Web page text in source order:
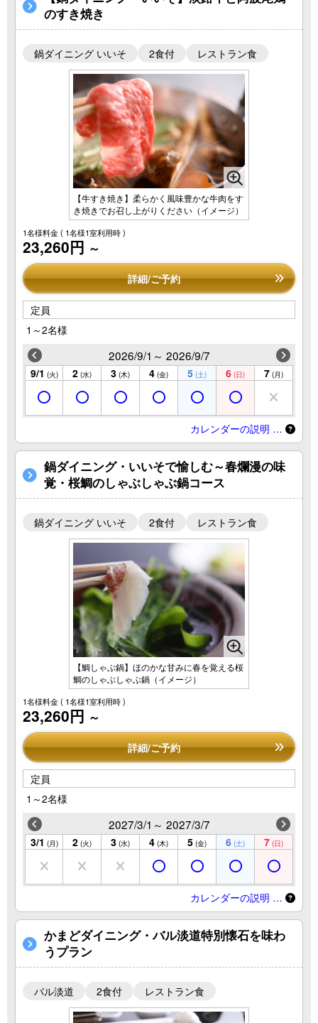
のすき焼き
鍋ダイニング いいそ 2食付 レストラン食
【牛すき焼き】柔らかく風味豊かな牛肉をす
き焼きでお召し上がりください（イメージ）
1名様料金( 1名様1室利用時 )
23,260円 ～
詳細/ご予約
定員
1～2名様
2026/9/1～ 2026/9/7
9/1 (火) 2 (水) 3 (木) 4 (金) 5 (土) 6 (日) 7 (月)
カレンダーの説明 …
鍋ダイニング・いいそで愉しむ～春爛漫の味
覚・桜鯛のしゃぶしゃぶ鍋コース
鍋ダイニング いいそ 2食付 レストラン食
【鯛しゃぶ鍋】ほのかな甘みに春を覚える桜
鯛のしゃぶしゃぶ鍋（イメージ）
1名様料金( 1名様1室利用時 )
23,260円 ～
詳細/ご予約
定員
1～2名様
2027/3/1～ 2027/3/7
3/1 (月) 2 (火) 3 (水) 4 (木) 5 (金) 6 (土) 7 (日)
カレンダーの説明 …
かまどダイニング・バル淡道特別懐石を味わ
うプラン
バル淡道 2食付 レストラン食